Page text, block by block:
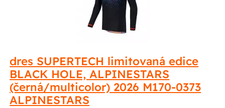
dres SUPERTECH limitovaná edice
BLACK HOLE, ALPINESTARS
(černá/multicolor) 2026 M170-0373
ALPINESTARS